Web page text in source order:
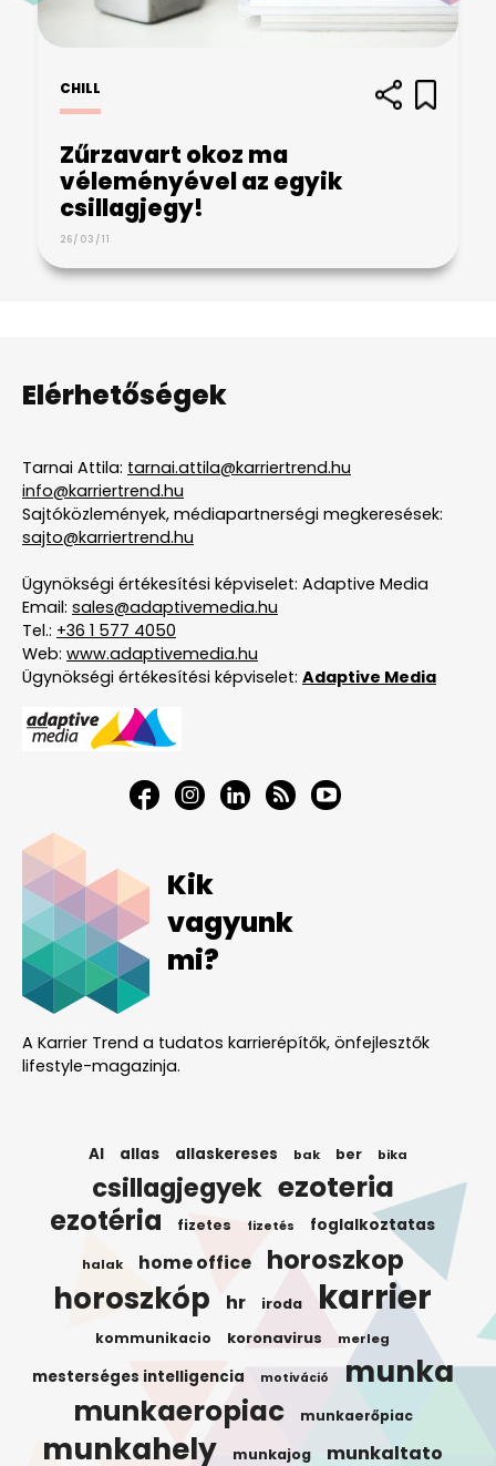
CHILL
Zűrzavart okoz ma
véleményével az egyik
csillagjegy!
26/03/11
Elérhetőségek
Tarnai Attila: tarnai.attila@karriertrend.hu
info@karriertrend.hu
Sajtóközlemények, médiapartnerségi megkeresések:
sajto@karriertrend.hu
Ügynökségi értékesítési képviselet: Adaptive Media
Email: sales@adaptivemedia.hu
Tel.: +36 1 577 4050
Web: www.adaptivemedia.hu
Ügynökségi értékesítési képviselet: Adaptive Media
Kik
vagyunk
mi?
A Karrier Trend a tudatos karrierépítők, önfejlesztők
lifestyle-magazinja.
AI allas allaskereses bak ber bika
csillagjegyek ezoteria
ezotéria fizetes fizetés foglalkoztatas
halak home office horoszkop
horoszkóp hr iroda karrier
kommunikacio koronavirus merleg
mesterséges intelligencia motiváció munka
munkaeropiac munkaerőpiac
munkahely munkajog munkaltato